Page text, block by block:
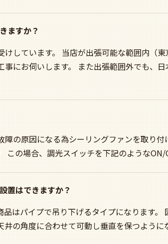
ますか？
けしています。 当店が出張可能な範囲内（
事にお伺いします。 また出張範囲外でも、
の原因になる為シーリングファンを取り
この場合、調光スイッチを下記のような
置はできますか？
はパイプで吊り下げるタイプになります
井の角度に合わせて可動し垂直を保つよう